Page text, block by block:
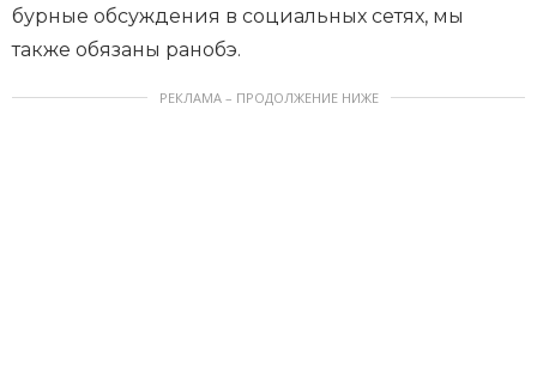
бурные обсуждения в социальных сетях, мы
также обязаны ранобэ.
РЕКЛАМА – ПРОДОЛЖЕНИЕ НИЖЕ